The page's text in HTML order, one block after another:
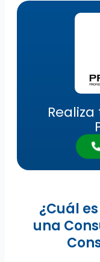
¿Cuál
una